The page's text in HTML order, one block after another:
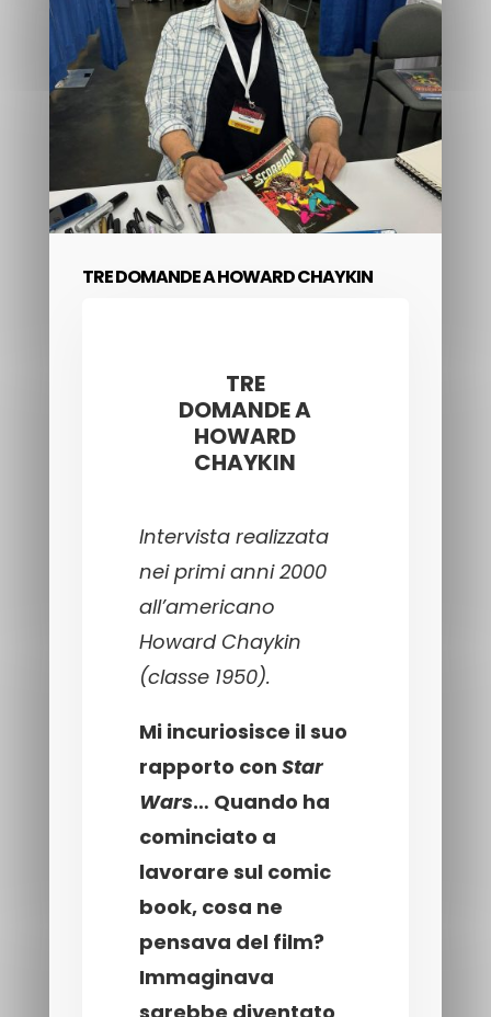
TRE DOMANDE A HOWARD CHAYKIN
TRE
DOMANDE A
HOWARD
CHAYKIN
Intervista realizzata
nei primi anni 2000
all’americano
Howard Chaykin
(classe 1950).
Mi incuriosisce il suo
rapporto conStar
Wars… Quando ha
cominciato a
lavorare sul comic
book, cosa ne
pensava del film?
Immaginava